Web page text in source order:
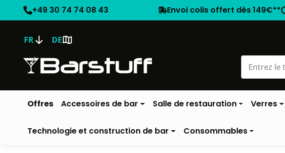
+49 30 74 74 08 43 Envoi colis offert dès 149€**
FR DE
Offres Accessoires de bar Salle de restauration Verres
Technologie et construction de bar Consommables